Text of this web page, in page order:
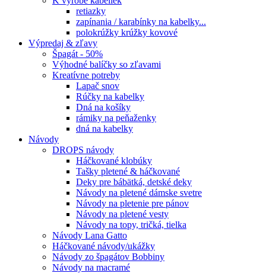
retiazky
zapínania / karabínky na kabelky...
polokrúžky krúžky kovové
Výpredaj & zľavy
Špagát - 50%
Výhodné balíčky so zľavami
Kreatívne potreby
Lapač snov
Rúčky na kabelky
Dná na košíky
rámiky na peňaženky
dná na kabelky
Návody
DROPS návody
Háčkované klobúky
Tašky pletené & háčkované
Deky pre bábätká, detské deky
Návody na pletené dámske svetre
Návody na pletenie pre pánov
Návody na pletené vesty
Návody na topy, tričká, tielka
Návody Lana Gatto
Háčkované návody/ukážky
Návody zo špagátov Bobbiny
Návody na macramé